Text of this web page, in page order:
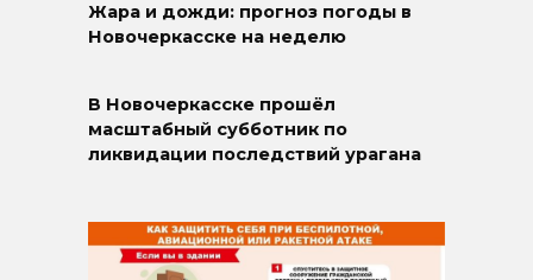
Жара и дожди: прогноз погоды в
Новочеркасске на неделю
В Новочеркасске прошёл
масштабный субботник по
ликвидации последствий урагана